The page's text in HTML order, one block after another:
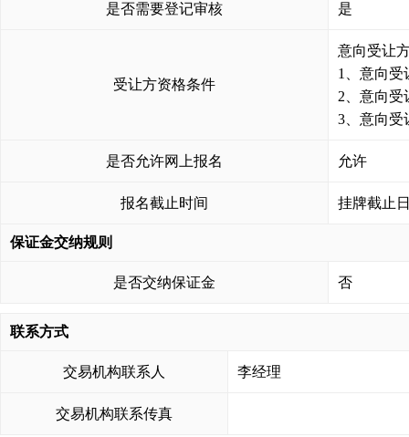
是否需要登记审核 是
受让方资格条件
意向受让
1、意向受
2、意向受
3、意向受
是否允许网上报名 允许
报名截止时间 挂牌截止
保证金交纳规则
是否交纳保证金 否
联系方式
交易机构联系人 李经理
交易机构联系传真